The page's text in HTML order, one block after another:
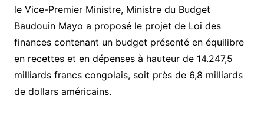
I
l
n
k
a
b
le Vice-Premier Ministre, Ministre du Budget
Baudouin Mayo a proposé le projet de Loi des
finances contenant un budget présenté en équilibre
en recettes et en dépenses à hauteur de 14.247,5
milliards francs congolais, soit près de 6,8 milliards
de dollars américains.